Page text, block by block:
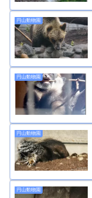
円山動物園
円山動物園
円山動物園
円山動物園